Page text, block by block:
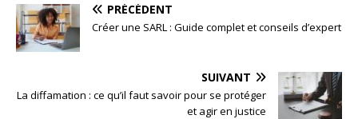
PRÉCÉDENT
Créer une SARL : Guide complet et conseils d’expert
SUIVANT
La diffamation : ce qu’il faut savoir pour se protéger
et agir en justice